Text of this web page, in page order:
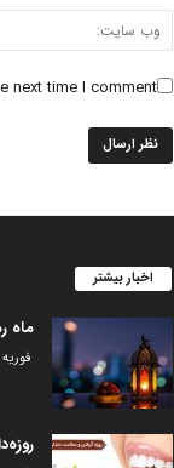
next time I comment.
اخبار بیشتر
ماه
فوریه 19,